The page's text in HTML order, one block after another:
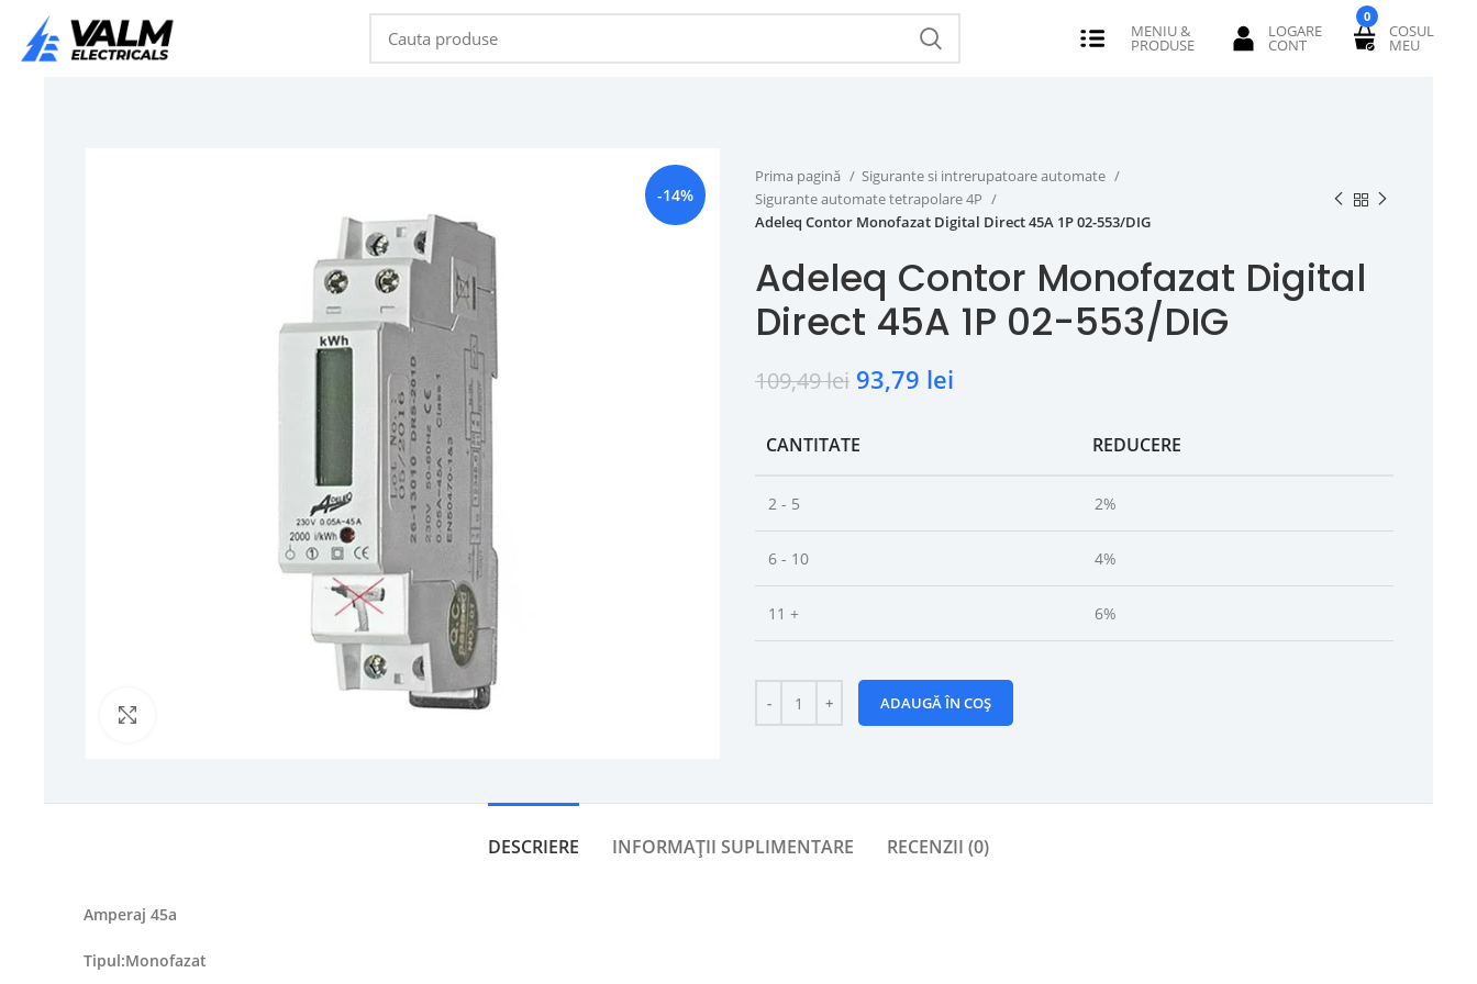
0
-14%
Prima pagină
Sigurante si intrerupatoare automate
Sigurante automate tetrapolare 4P
Adeleq Contor Monofazat Digital Direct 45A 1P 02-553/DIG
Adeleq Contor Monofazat Digital
Direct 45A 1P 02-553/DIG
109,49lei 93,79 lei
CANTITATE REDUCERE
2 - 5 2%
6 - 10 4%
11 + 6%
ADAUGĂ ÎN COȘ
DESCRIERE INFORMAȚII SUPLIMENTARE RECENZII (0)
Amperaj 45a
Tipul:Monofazat